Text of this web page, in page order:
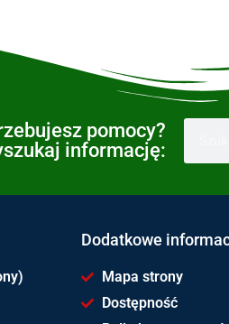
pomocy?
informację:
Dodatkowe
Mapa strony
Dostępność